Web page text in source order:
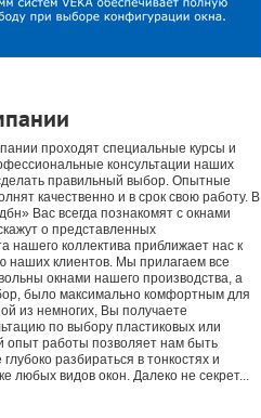
проходят специальные курсы и
консультации наших
правильный выбор. Опытные
качественно и в срок свою работу. В
Вас всегда познакомят с окнами
о представленных
нашего коллектива приближает нас к
наших клиентов. Мы прилагаем все
окнами нашего производства, а
было максимально комфортным для
из немногих, Вы получаете
по выбору пластиковых или
опыт работы позволяет нам быть
разбираться в тонкостях и
любых видов окон. Далеко не секрет...